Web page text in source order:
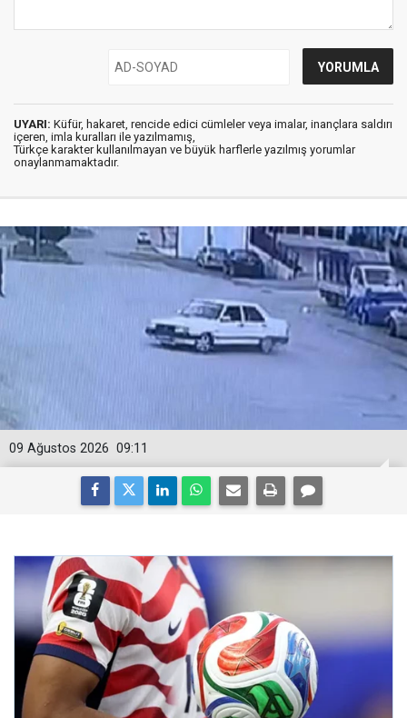
UYARI: Küfür, hakaret, rencide edici cümleler veya imalar, inançlara saldırı
içeren, imla kuralları ile yazılmamış,
Türkçe karakter kullanılmayan ve büyük harflerle yazılmış yorumlar
onaylanmamaktadır.
09:11
09 Ağustos 2026